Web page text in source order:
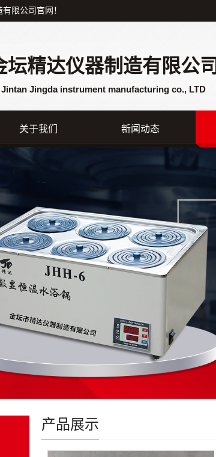
限公司官网！
坛精达仪器制造有限公司
Jingda instrument manufacturing co., LTD
关于我们 新闻动态
产品展示